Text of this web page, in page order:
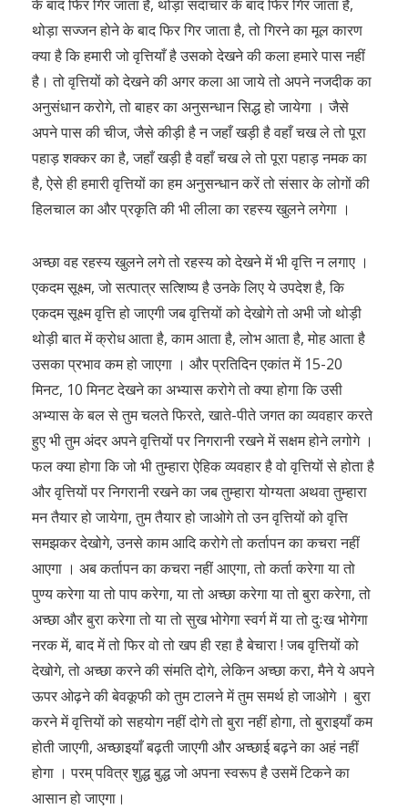
के बाद फिर गिर जाता है, थोड़ा सदाचार के बाद फिर गिर जाता है,
थोड़ा सज्जन होने के बाद फिर गिर जाता है, तो गिरने का मूल कारण
क्या है कि हमारी जो वृत्तियाँ है उसको देखने की कला हमारे पास नहीं
है। तो वृत्तियों को देखने की अगर कला आ जाये तो अपने नजदीक का
अनुसंधान करोगे, तो बाहर का अनुसन्धान सिद्ध हो जायेगा । जैसे
अपने पास की चीज, जैसे कीड़ी है न जहाँ खड़ी है वहाँ चख ले तो पूरा
पहाड़ शक्कर का है, जहाँ खड़ी है वहाँ चख ले तो पूरा पहाड़ नमक का
है, ऐसे ही हमारी वृत्तियों का हम अनुसन्धान करें तो संसार के लोगों की
हिलचाल का और प्रकृति की भी लीला का रहस्य खुलने लगेगा ।
अच्छा वह रहस्य खुलने लगे तो रहस्य को देखने में भी वृत्ति न लगाए ।
एकदम सूक्ष्म, जो सत्पात्र सत्शिष्य है उनके लिए ये उपदेश है, कि
एकदम सूक्ष्म वृत्ति हो जाएगी जब वृत्तियों को देखोगे तो अभी जो थोड़ी
थोड़ी बात में क्रोध आता है, काम आता है, लोभ आता है, मोह आता है
उसका प्रभाव कम हो जाएगा । और प्रतिदिन एकांत में 15-20
मिनट, 10 मिनट देखने का अभ्यास करोगे तो क्या होगा कि उसी
अभ्यास के बल से तुम चलते फिरते, खाते-पीते जगत का व्यवहार करते
हुए भी तुम अंदर अपने वृत्तियों पर निगरानी रखने में सक्षम होने लगोगे ।
फल क्या होगा कि जो भी तुम्हारा ऐहिक व्यवहार है वो वृत्तियों से होता है
और वृत्तियों पर निगरानी रखने का जब तुम्हारा योग्यता अथवा तुम्हारा
मन तैयार हो जायेगा, तुम तैयार हो जाओगे तो उन वृत्तियों को वृत्ति
समझकर देखोगे, उनसे काम आदि करोगे तो कर्तापन का कचरा नहीं
आएगा । अब कर्तापन का कचरा नहीं आएगा, तो कर्ता करेगा या तो
पुण्य करेगा या तो पाप करेगा, या तो अच्छा करेगा या तो बुरा करेगा, तो
अच्छा और बुरा करेगा तो या तो सुख भोगेगा स्वर्ग में या तो दुःख भोगेगा
नरक में, बाद में तो फिर वो तो खप ही रहा है बेचारा ! जब वृत्तियों को
देखोगे, तो अच्छा करने की संमति दोगे, लेकिन अच्छा करा, मैने ये अपने
ऊपर ओढ़ने की बेवकूफी को तुम टालने में तुम समर्थ हो जाओगे । बुरा
करने में वृत्तियों को सहयोग नहीं दोगे तो बुरा नहीं होगा, तो बुराइयाँ कम
होती जाएगी, अच्छाइयाँ बढ़ती जाएगी और अच्छाई बढ़ने का अहं नहीं
होगा । परम् पवित्र शुद्ध बुद्ध जो अपना स्वरूप है उसमें टिकने का
आसान हो जाएगा।